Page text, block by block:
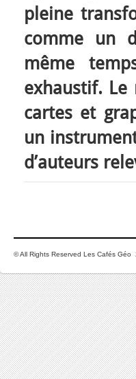
pleine
comme un
même
exhaustif. Le
cartes et
un
d’auteurs
© All Rights Reserved Les Cafés Géo